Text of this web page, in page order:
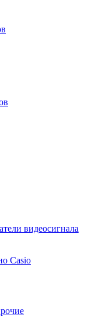
видеосигнала
Casio